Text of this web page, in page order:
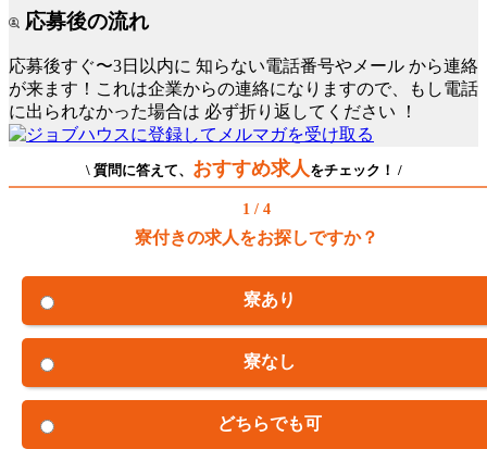
応募後の流れ
応募後すぐ〜3日以内に 知らない電話番号やメール から連絡
が来ます！これは企業からの連絡になりますので、もし電話
に出られなかった場合は 必ず折り返してください ！
\ 質問に答えて、 おすすめ求人をチェック！ /
1 / 4
寮付きの求人をお探しですか？
寮あり
寮なし
どちらでも可